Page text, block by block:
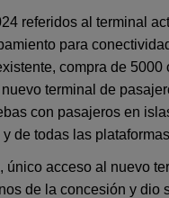
referidos al terminal
para
compra de
terminal de
con pasajeros en
de todas las
acceso al nuevo
de la concesión y dio